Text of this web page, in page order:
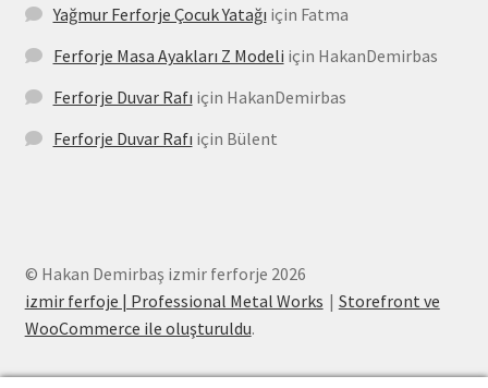
Yağmur Ferforje Çocuk Yatağı için Fatma
Ferforje Masa Ayakları Z Modeli için HakanDemirbas
Ferforje Duvar Rafı için HakanDemirbas
Ferforje Duvar Rafı için Bülent
© Hakan Demirbaş izmir ferforje 2026
izmir ferfoje | Professional Metal Works
Storefront ve
WooCommerce ile oluşturuldu.